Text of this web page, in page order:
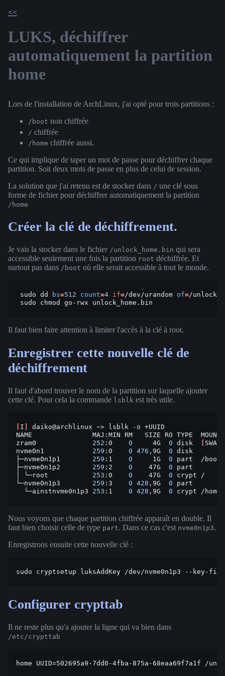
<<
LUKS, déchiffrer
automatiquement la partition
home
Lors de l'installation de ArchLinux, j'ai opté pour trois partitions :
/boot non chiffrée
/ chiffrée
/home chiffrée aussi.
Ce qui implique de taper un mot de passe pour déchiffrer chaque
partition. Soit deux mots de passe en plus de celui de session.
La solution que j'ai retenu est de stocker dans / une clé sous
forme de fichier pour déchiffrer automatiquement la partition
/home
Créer la clé de déchiffrement.
Je vais la stocker dans le fichier /unlock_home.bin qui sera
accessible seulement une fois la partition root déchiffrée. Et
surtout pas dans /boot où elle serait accessible à tout le monde.
sudo dd bs=512 count=4 if=/dev/urandom of=
sudo
chmod go-rwx
Il faut bien faire attention à limiter l'accès à la clé à root.
Enregistrer cette nouvelle clé de
déchiffrement
Il faut d'abord trouver le nom de la partition sur laquelle ajouter
cette clé. Pour cela la commande lsblk est très utile.
I daiko@archlinux ~> lsblk -o +UUID
NAME
MAJ:MIN RM SIZE RO TYPE
zram0
252 :0 0 4G 0 disk SWAP
nvme0n1
259 :0 0 476 ,9G 0 disk
├─nvme0n1p1
259 :1 0 1G 0 part
/boot
├─nvme0n1p2
259 :2 0 47G 0
part
└─root 253 :0 0 47G 0 crypt
/
└─nvme0n1p3
259 :3 0 428 ,9G 0
part
└─ainstnvme0n1p3
253 :1 0 428 ,9G 0 crypt
Nous voyons que chaque partition chiffrée apparaît en double. Il
faut bien choisir celle de type part. Dans ce cas c'est nvme0n1p3.
Enregistrons ensuite cette nouvelle clé :
sudo cryptsetup luksAddKey /dev/nvme0n1p3 --key-file
Configurer crypttab
Il ne reste plus qu'a ajouter la ligne qui va bien dans
/etc/crypttab